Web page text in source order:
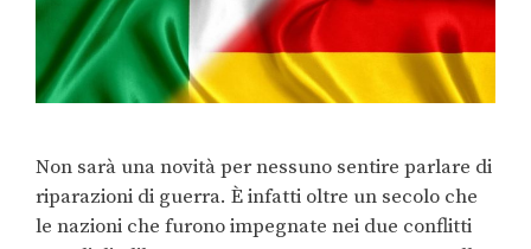
Non sarà una novità per nessuno sentire parlare di
riparazioni di guerra. È infatti oltre un secolo che
le nazioni che furono impegnate nei due conflitti